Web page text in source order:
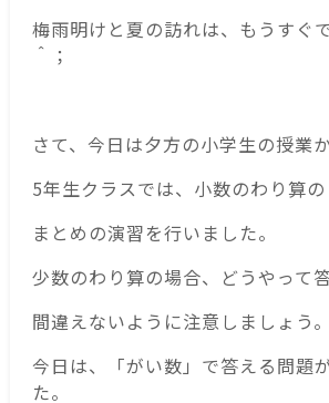
梅雨明けと夏の訪れは、もうすぐ
＾；
さて、今日は夕方の小学生の授業か
5年生クラスでは、小数のわり算の
まとめの演習を行いました。
少数のわり算の場合、どうやって
間違えないように注意しましょう。
今日は、「がい数」で答える問題
た。